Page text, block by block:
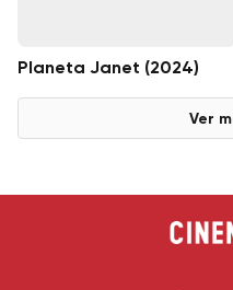
Planeta Janet (2024)
Ver